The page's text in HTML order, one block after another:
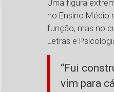
Uma figura
no Ensino Médio
função, mas no
Letras e
“Fui
vim para